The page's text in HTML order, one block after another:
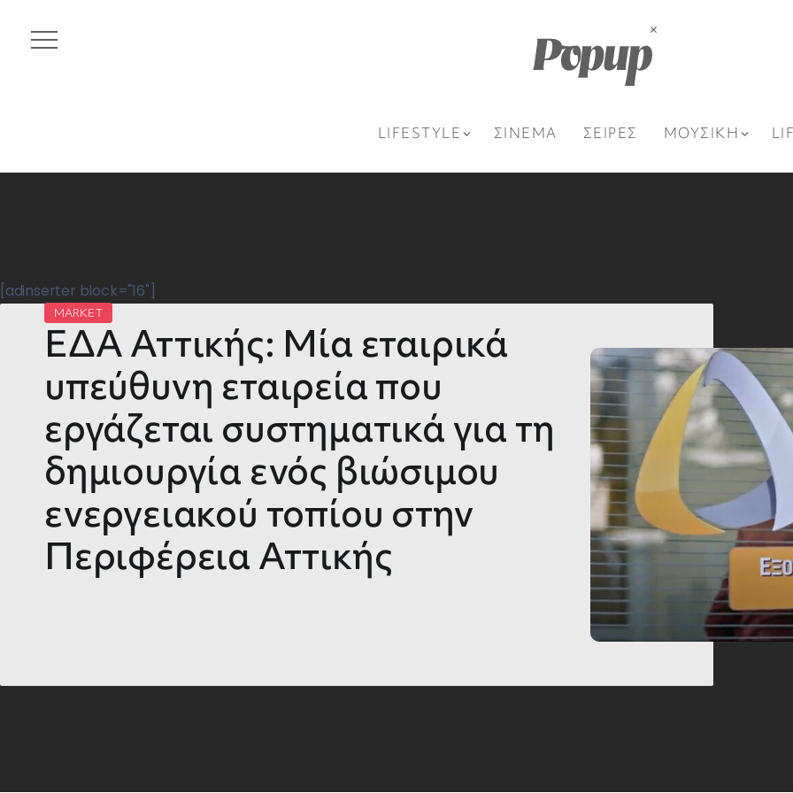
LIFESTYLE ΣΙΝΕΜΑ ΣΕΙΡΕΣ ΜΟΥΣΙΚΗ
[adinserter block="16"]
MARKET
ΕΔΑ Αττικής: Μία εταιρικά
υπεύθυνη εταιρεία που
εργάζεται συστηματικά για τη
δημιουργία ενός βιώσιμου
ενεργειακού τοπίου στην
Περιφέρεια Αττικής